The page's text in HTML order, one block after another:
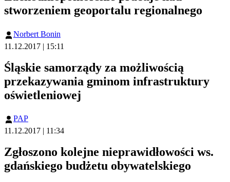
stworzeniem geoportalu regionalnego
Norbert Bonin
11.12.2017 | 15:11
Śląskie samorządy za możliwością
przekazywania gminom infrastruktury
oświetleniowej
PAP
11.12.2017 | 11:34
Zgłoszono kolejne nieprawidłowości ws.
gdańskiego budżetu obywatelskiego